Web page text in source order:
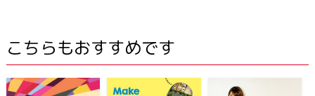
こちらもおすすめです